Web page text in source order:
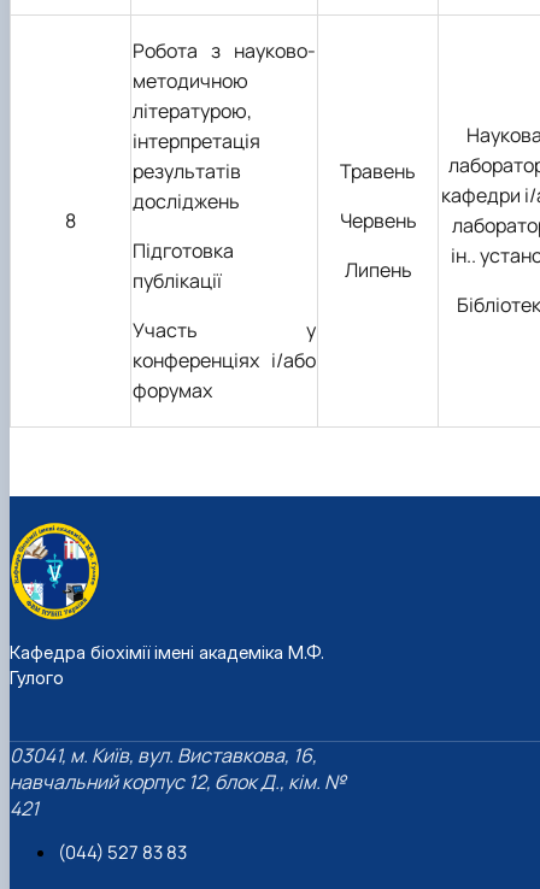
8
Робота з науково-
методичною
літературою,
інтерпретація
результатів
досліджень
Підготовка
публікації
Участь у
конференціях і/або
форумах
Травень
Червень
Липень
кафедри
ін..
Кафедра біохімії імені академіка М.Ф.
Гулого
03041, м. Київ, вул. Виставкова, 16,
навчальний корпус 12, блок Д., кім. №
421
(044) 527 83 83